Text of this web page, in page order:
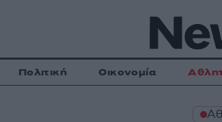
Πολιτική Οικονομία